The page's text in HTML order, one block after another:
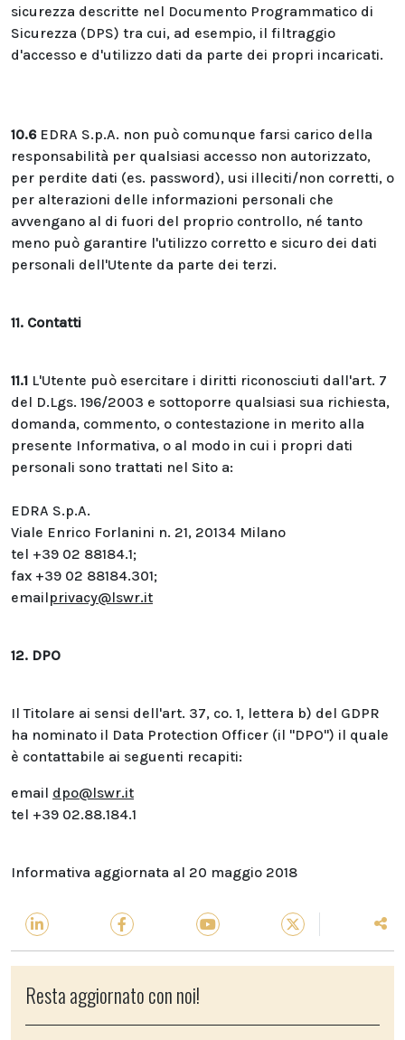
sicurezza descritte nel Documento Programmatico di
Sicurezza (DPS) tra cui, ad esempio, il filtraggio
d'accesso e d'utilizzo dati da parte dei propri incaricati.
10.6 EDRA S.p.A. non può comunque farsi carico della
responsabilità per qualsiasi accesso non autorizzato,
per perdite dati (es. password), usi illeciti/non corretti, o
per alterazioni delle informazioni personali che
avvengano al di fuori del proprio controllo, né tanto
meno può garantire l'utilizzo corretto e sicuro dei dati
personali dell'Utente da parte dei terzi.
11. Contatti
11.1 L'Utente può esercitare i diritti riconosciuti dall'art. 7
del D.Lgs. 196/2003 e sottoporre qualsiasi sua richiesta,
domanda, commento, o contestazione in merito alla
presente Informativa, o al modo in cui i propri dati
personali sono trattati nel Sito a:
EDRA S.p.A.
Viale Enrico Forlanini n. 21, 20134 Milano
tel +39 02 88184.1;
fax +39 02 88184.301;
emailprivacy@lswr.it
12. DPO
Il Titolare ai sensi dell'art. 37, co. 1, lettera b) del GDPR
ha nominato il Data Protection Officer (il "DPO") il quale
è contattabile ai seguenti recapiti:
email dpo@lswr.it
tel +39 02.88.184.1
Informativa aggiornata al 20 maggio 2018
Resta aggiornato con noi!